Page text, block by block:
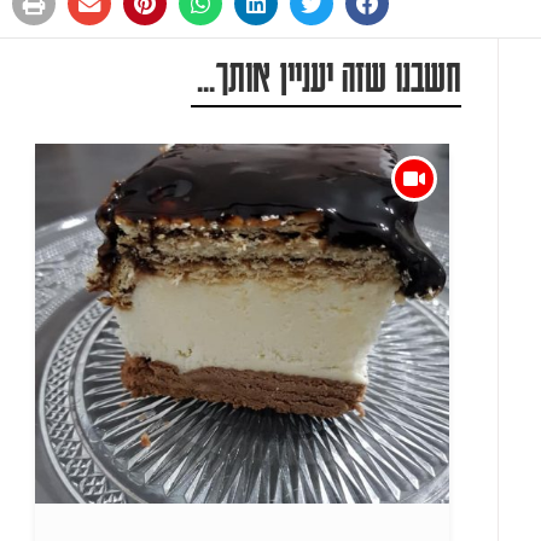
חשבנו שזה יעניין אותך...